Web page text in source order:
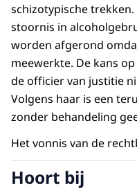
schizotypische
stoornis in
worden afgerond
meewerkte. De kans
de officier van justitie
Volgens haar is een
zonder behandeling
Het vonnis van de
Hoort bij